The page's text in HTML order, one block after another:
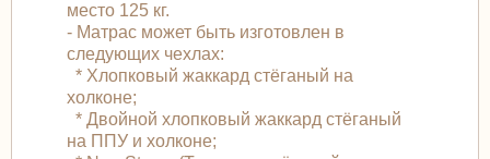
место 125 кг.
- Матрас может быть изготовлен в
следующих чехлах:
* Хлопковый жаккард стёганый на
холконе;
* Двойной хлопковый жаккард стёганый
на ППУ и холконе;